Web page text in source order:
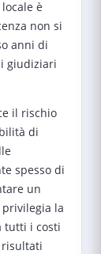
è
non si
anni di
giudiziari
il rischio
di
spesso di
un
la
tutti i costi